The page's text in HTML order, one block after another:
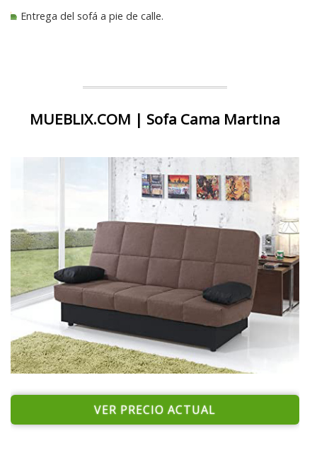
Entrega del sofá a pie de calle.
MUEBLIX.COM | Sofa Cama Martina
VER PRECIO ACTUAL